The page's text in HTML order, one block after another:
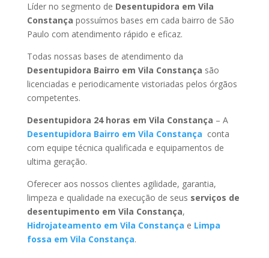
Líder no segmento de Desentupidora em Vila
Constança possuímos bases em cada bairro de São
Paulo com atendimento rápido e eficaz.
Todas nossas bases de atendimento da
Desentupidora Bairro em Vila Constança são
licenciadas e periodicamente vistoriadas pelos órgãos
competentes.
Desentupidora 24 horas em Vila Constança – A
Desentupidora Bairro em Vila Constança conta
com equipe técnica qualificada e equipamentos de
ultima geração.
Oferecer aos nossos clientes agilidade, garantia,
limpeza e qualidade na execução de seus serviços de
desentupimento em Vila Constança,
Hidrojateamento em Vila Constança e Limpa
fossa em Vila Constança.